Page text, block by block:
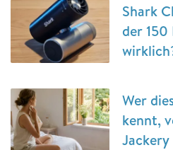
Shark
der
Wer
kennt,